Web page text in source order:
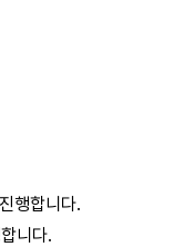
행합니다.
니다.